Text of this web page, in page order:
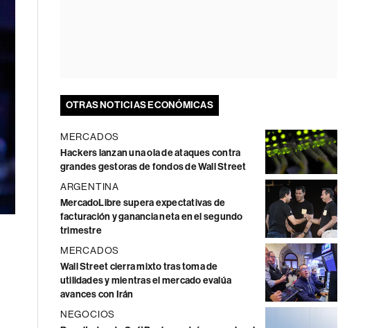
OTRAS NOTICIAS ECONÓMICAS
MERCADOS
Hackers lanzan una ola de ataques contra
grandes gestoras de fondos de Wall Street
ARGENTINA
MercadoLibre supera expectativas de
facturación y ganancia neta en el segundo
trimestre
MERCADOS
Wall Street cierra mixto tras toma de
utilidades y mientras el mercado evalúa
avances con Irán
NEGOCIOS